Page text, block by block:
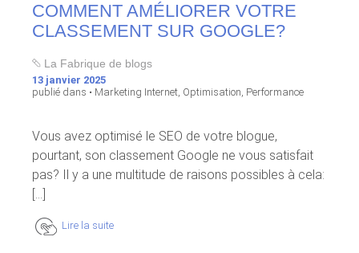
COMMENT AMÉLIORER VOTRE
CLASSEMENT SUR GOOGLE?
La Fabrique de blogs
13 janvier 2025
publié dans • Marketing Internet, Optimisation, Performance
Vous avez optimisé le SEO de votre blogue,
pourtant, son classement Google ne vous satisfait
pas? Il y a une multitude de raisons possibles à cela:
[...]
Lire la suite